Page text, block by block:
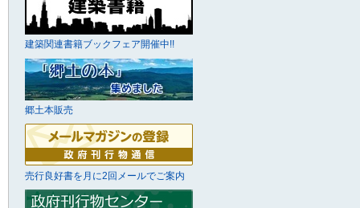
建築関連書籍ブックフェア開催中!!
郷土本販売
売行良好書を月に2回メールでご案内